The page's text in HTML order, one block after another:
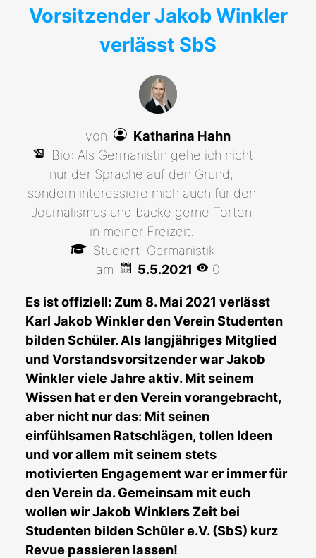
Vorsitzender Jakob Winkler
verlässt SbS
von
Katharina Hahn
Bio: Als Germanistin gehe ich nicht
nur der Sprache auf den Grund,
sondern interessiere mich auch für den
Journalismus und backe gerne Torten
in meiner Freizeit.
Studiert: Germanistik
am
5.5.2021 0
Es ist offiziell: Zum 8. Mai 2021 verlässt
Karl Jakob Winkler den Verein Studenten
bilden Schüler. Als langjähriges Mitglied
und Vorstandsvorsitzender war Jakob
Winkler viele Jahre aktiv. Mit seinem
Wissen hat er den Verein vorangebracht,
aber nicht nur das: Mit seinen
einfühlsamen Ratschlägen, tollen Ideen
und vor allem mit seinem stets
motivierten Engagement war er immer für
den Verein da. Gemeinsam mit euch
wollen wir Jakob Winklers Zeit bei
Studenten bilden Schüler e.V. (SbS) kurz
Revue passieren lassen!